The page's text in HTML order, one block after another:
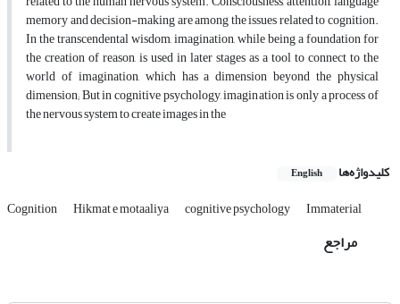
memory and decision-making are among the issues related to cognition.
In the transcendental wisdom, imagination, while being a foundation for
the creation of reason, is used in later stages as a tool to connect to the
world of imagination, which has a dimension beyond the physical
dimension; But in cognitive psychology, imagination is only a process of
the nervous system to create images in the
کلیدواژه‌ها English
Cognition Hikmat e motaaliya cognitive psychology Immaterial
مراجع